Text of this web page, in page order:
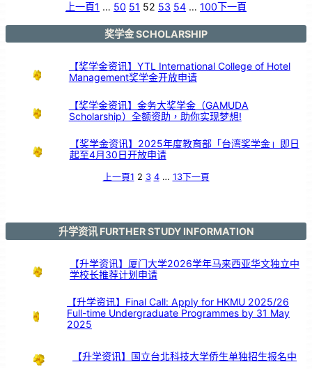
课
程
索
上一頁1 … 50 51 52 53 54 … 100下一頁
奖学金 SCHOLARSHIP
【奖学金资讯】YTL International College of Hotel
Management奖学金开放申请
【奖学金资讯】金务大奖学金（GAMUDA
Scholarship）全额资助，助你实现梦想!
【奖学金资讯】2025年度教育部「台湾奖学金」即日
起至4月30日开放申请
上一頁1 2 3 4 … 13下一頁
升学资讯 FURTHER STUDY INFORMATION
【升学资讯】厦门大学2026学年马来西亚华文独立中
学校长推荐计划申请
【升学资讯】Final Call: Apply for HKMU 2025/26
Full-time Undergraduate Programmes by 31 May
2025
【升学资讯】国立台北科技大学侨生单独招生报名中